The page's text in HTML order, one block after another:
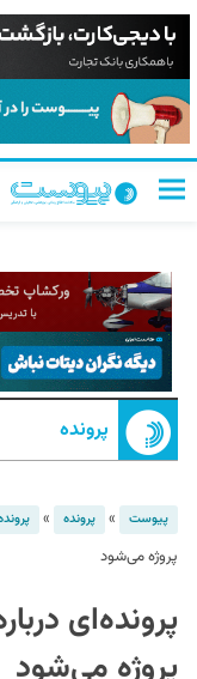
پرونده
پیوست » پرونده »
پروژه می‌شود
پرونده‌ای
پروژه می‌شود